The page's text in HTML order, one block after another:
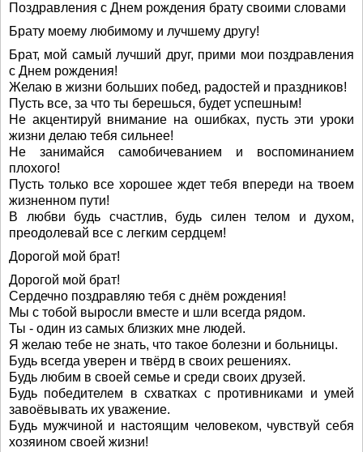
Поздравления с Днем рождения брату своими словами
Брату моему любимому и лучшему другу!
Брат, мой самый лучший друг, прими мои поздравления
с Днем рождения!
Желаю в жизни больших побед, радостей и праздников!
Пусть все, за что ты берешься, будет успешным!
Не акцентируй внимание на ошибках, пусть эти уроки
жизни делаю тебя сильнее!
Не занимайся самобичеванием и воспоминанием
плохого!
Пусть только все хорошее ждет тебя впереди на твоем
жизненном пути!
В любви будь счастлив, будь силен телом и духом,
преодолевай все с легким сердцем!
Дорогой мой брат!
Дорогой мой брат!
Сердечно поздравляю тебя с днём рождения!
Мы с тобой выросли вместе и шли всегда рядом.
Ты - один из самых близких мне людей.
Я желаю тебе не знать, что такое болезни и больницы.
Будь всегда уверен и твёрд в своих решениях.
Будь любим в своей семье и среди своих друзей.
Будь победителем в схватках с противниками и умей
завоёвывать их уважение.
Будь мужчиной и настоящим человеком, чувствуй себя
хозяином своей жизни!